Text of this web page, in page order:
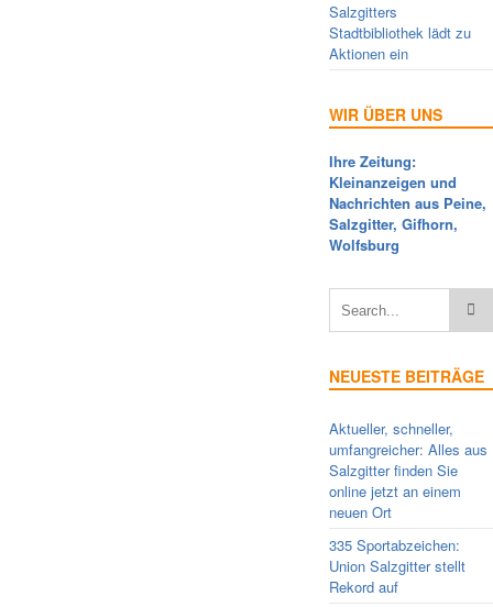
Salzgitters
Stadtbibliothek lädt zu
Aktionen ein
WIR ÜBER UNS
Ihre Zeitung:
Kleinanzeigen und
Nachrichten aus Peine,
Salzgitter, Gifhorn,
Wolfsburg
NEUESTE BEITRÄGE
Aktueller, schneller,
umfangreicher: Alles aus
Salzgitter finden Sie
online jetzt an einem
neuen Ort
335 Sportabzeichen:
Union Salzgitter stellt
Rekord auf